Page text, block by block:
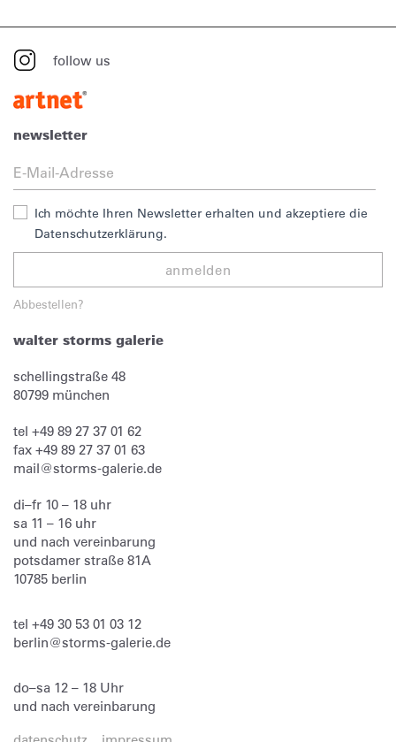
follow us
newsletter
Ich möchte Ihren Newsletter erhalten und akzeptiere die
Datenschutzerklärung.
anmelden
Abbestellen?
walter storms galerie
schellingstraße 48
80799 münchen
tel +49 89 27 37 01 62
fax +49 89 27 37 01 63
mail@storms-galerie.de
di–fr 10 – 18 uhr
sa 11 – 16 uhr
und nach vereinbarung
potsdamer straße 81A
10785 berlin
tel +49 30 53 01 03 12
berlin@storms-galerie.de
do–sa 12 – 18 Uhr
und nach vereinbarung